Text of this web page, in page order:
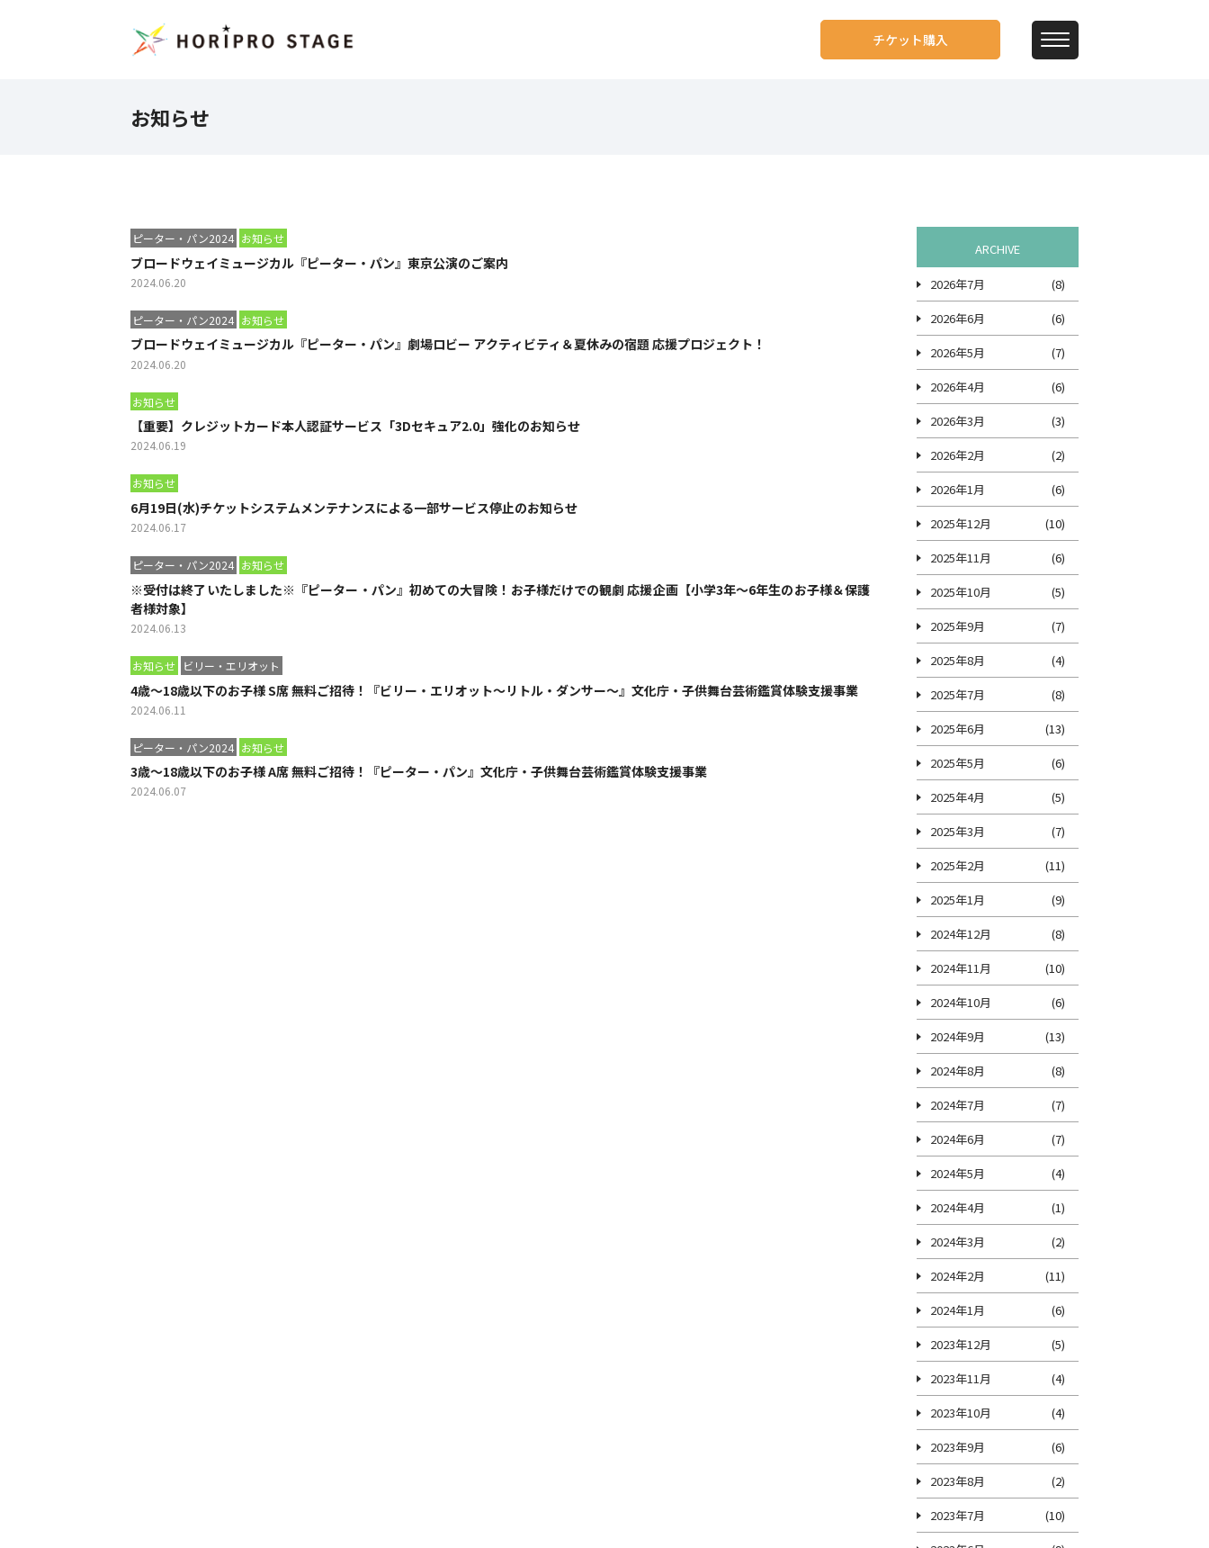
チケット購入
お知らせ
ピーター・パン2024 お知らせ
ブロードウェイミュージカル『ピーター・パン』東京公演のご案内
2024.06.20
ピーター・パン2024 お知らせ
ブロードウェイミュージカル『ピーター・パン』劇場ロビー アクティビティ＆夏休みの宿題 応援プロジェクト！
2024.06.20
お知らせ
【重要】クレジットカード本人認証サービス「3Dセキュア2.0」強化のお知らせ
2024.06.19
お知らせ
6月19日(水)チケットシステムメンテナンスによる一部サービス停止のお知らせ
2024.06.17
ピーター・パン2024 お知らせ
※受付は終了いたしました※『ピーター・パン』初めての大冒険！お子様だけでの観劇 応援企画【小学3年～6年生のお子様＆保護
者様対象】
2024.06.13
お知らせ ビリー・エリオット
4歳～18歳以下のお子様 S席 無料ご招待！『ビリー・エリオット～リトル・ダンサー～』文化庁・子供舞台芸術鑑賞体験支援事業
2024.06.11
ピーター・パン2024 お知らせ
3歳～18歳以下のお子様 A席 無料ご招待！『ピーター・パン』文化庁・子供舞台芸術鑑賞体験支援事業
2024.06.07
ARCHIVE
2026年7月
(8)
2026年6月
(6)
2026年5月
(7)
2026年4月
(6)
2026年3月
(3)
2026年2月
(2)
2026年1月
(6)
2025年12月
(10)
2025年11月
(6)
2025年10月
(5)
2025年9月
(7)
2025年8月
(4)
2025年7月
(8)
2025年6月
(13)
2025年5月
(6)
2025年4月
(5)
2025年3月
(7)
2025年2月
(11)
2025年1月
(9)
2024年12月
(8)
2024年11月
(10)
2024年10月
(6)
2024年9月
(13)
2024年8月
(8)
2024年7月
(7)
2024年6月
(7)
2024年5月
(4)
2024年4月
(1)
2024年3月
(2)
2024年2月
(11)
2024年1月
(6)
2023年12月
(5)
2023年11月
(4)
2023年10月
(4)
2023年9月
(6)
2023年8月
(2)
2023年7月
(10)